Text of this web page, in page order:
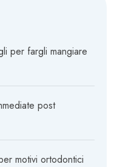
per fargli mangiare
post
motivi ortodontici